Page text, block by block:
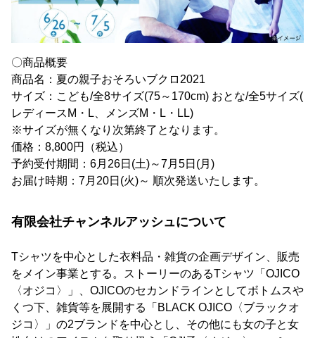
〇商品概要
商品名：夏の親子おそろいブクロ2021
サイズ：こども/全8サイズ(75～170cm) おとな/全5サイズ(
レディースM・L、メンズM・L・LL)
※サイズが無くなり次第終了となります。
価格：8,800円（税込）
予約受付期間：6月26日(土)～7月5日(月)
お届け時期：7月20日(火)～ 順次発送いたします。
有限会社チャンネルアッシュについて
Tシャツを中心とした衣料品・雑貨の企画デザイン、販売
をメイン事業とする。ストーリーのあるTシャツ「OJICO
〈オジコ〉」、OJICOのセカンドラインとしてボトムスや
くつ下、雑貨等を展開する「BLACK OJICO〈ブラックオ
ジコ〉」の2ブランドを中心とし、その他にも女の子と女